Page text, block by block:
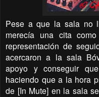
Pese a que la sala no
merecía una cita
representación de
acercaron a la sala
apoyo y conseguir que
haciendo que a la hora
de [In Mute] en la sala